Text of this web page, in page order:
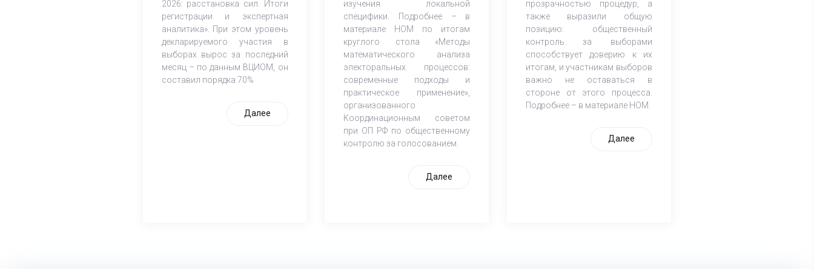
2026: расстановка сил. Итоги
регистрации и экспертная
аналитика». При этом уровень
декларируемого участия в
выборах вырос за последний
месяц – по данным ВЦИОМ, он
составил порядка 70%
Далее
изучения локальной
специфики. Подробнее – в
материале НОМ по итогам
круглого стола «Методы
математического анализа
электоральных процессов:
современные подходы и
практическое применение»,
организованного
Координационным советом
при ОП РФ по общественному
контролю за голосованием.
Далее
прозрачностью процедур, а
также выразили общую
позицию: общественный
контроль за выборами
способствует доверию к их
итогам, и участникам выборов
важно не оставаться в
стороне от этого процесса.
Подробнее – в материале НОМ.
Далее